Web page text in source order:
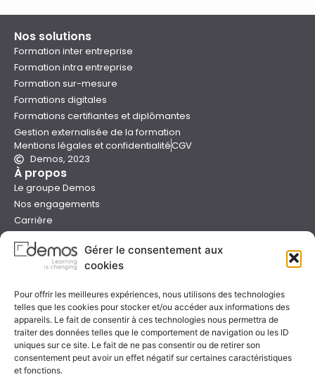
Gérer le consentement aux
cookies
Pour offrir les meilleures expériences, nous utilisons des technologies
telles que les cookies pour stocker et/ou accéder aux informations des
appareils. Le fait de consentir à ces technologies nous permettra de
traiter des données telles que le comportement de navigation ou les ID
uniques sur ce site. Le fait de ne pas consentir ou de retirer son
consentement peut avoir un effet négatif sur certaines caractéristiques
et fonctions.
Nos solutions
Formation inter entreprise
Formation intra entreprise
Formation sur-mesure
Formations digitales
Formations certifiantes et diplômantes
Gestion externalisée de la formation
Mentions légales et confidentialitéCGV
Demos, 2023
À propos
Le groupe Demos
Nos engagements
Carrière
Presse
Catalogues
Aide
Nous contacter
Nous trouver
Préparer sa formation
Sessions garanties